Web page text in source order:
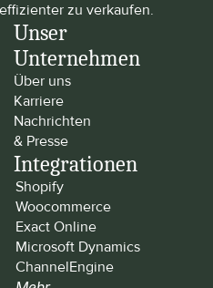
zu verkaufen.
Unser
Unternehmen
Über uns
Karriere
Nachrichten
& Presse
Integrationen
Shopify
Woocommerce
Exact Online
Microsoft Dynamics
ChannelEngine